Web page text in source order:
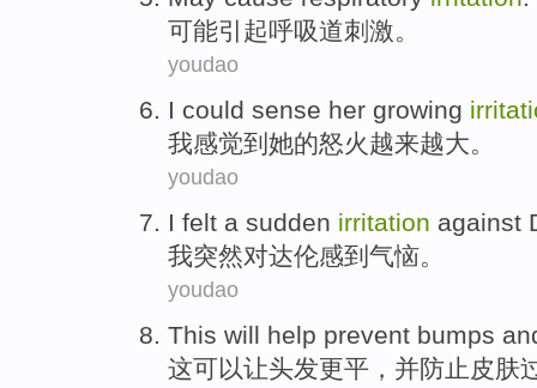
可能引起呼吸道刺激。
youdao
I could sense her growing
我感觉到 她的怒火越来越大。
youdao
I felt a sudden irritation against
我突然对达伦感到 气恼。
youdao
This will help prevent bumps
这可以让头发更平 ， 并防止 皮肤